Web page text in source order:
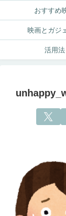
おすすめ
映画とガジ
活用法